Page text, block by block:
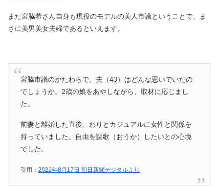
また宮脇希さん自身も現役のモデルの美人市議ということで、ま
さに美男美女夫婦であるといえます。
宮脇市議のかたわらで、夫（43）はどんな思いでいたの
でしょうか。2歳の娘をあやしながら、取材に応じまし
た。
前妻と離婚した直後、わりとカジュアルに女性と関係を
持っていました。自由を謳歌（おうか）したいとの心境
でした。
引用：2022年8月17日 朝日新聞デジタルより